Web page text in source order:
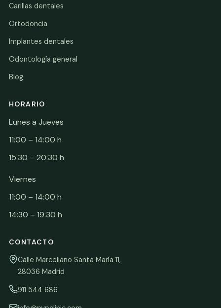
Carillas dentales
Ortodoncia
Implantes dentales
Odontología general
Blog
HORARIO
Lunes a Jueves
11:00 – 14:00 h
15:30 – 20:30 h
Viernes
11:00 – 14:00 h
14:30 – 19:30 h
CONTACTO
Calle Marceliano Santa María 11,
28036 Madrid
911 544 686